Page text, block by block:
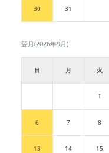
30 31
翌月(2026年9月)
日 月 火
1
6 7 8
13 14 15